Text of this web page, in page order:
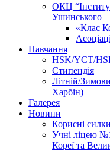
ОКЦ
Ушинського
«Клас
Навчання
HSK/YCT/
Стипендія
Літній/
Харбін)
Галерея
Новини
Корисні силки
Учні ліцею
Кореї та